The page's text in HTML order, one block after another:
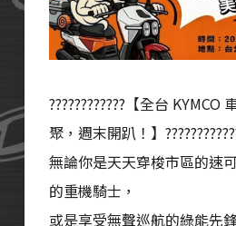
????????????【全台
聚，週末開趴！】
無論你是天天穿梭市區的速
的重機騎士，
或是享受無聲巡航的綠能先鋒